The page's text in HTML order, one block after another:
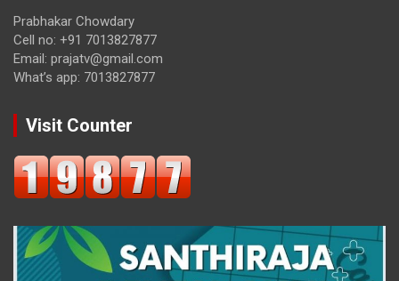
Prabhakar Chowdary
Cell no: +91 7013827877
Email: prajatv@gmail.com
What’s app: 7013827877
Visit Counter